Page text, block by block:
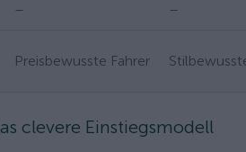
– –
Preisbewusste Fahrer
clevere Einstiegsmodell